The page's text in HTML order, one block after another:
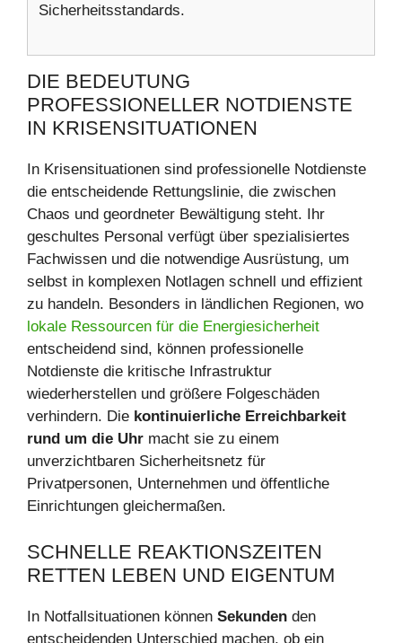
Sicherheitsstandards.
DIE BEDEUTUNG
PROFESSIONELLER NOTDIENSTE
IN KRISENSITUATIONEN
In Krisensituationen sind professionelle Notdienste
die entscheidende Rettungslinie, die zwischen
Chaos und geordneter Bewältigung steht. Ihr
geschultes Personal verfügt über spezialisiertes
Fachwissen und die notwendige Ausrüstung, um
selbst in komplexen Notlagen schnell und effizient
zu handeln. Besonders in ländlichen Regionen, wo
lokale Ressourcen für die Energiesicherheit
entscheidend sind, können professionelle
Notdienste die kritische Infrastruktur
wiederherstellen und größere Folgeschäden
verhindern. Die kontinuierliche Erreichbarkeit
rund um die Uhr macht sie zu einem
unverzichtbaren Sicherheitsnetz für
Privatpersonen, Unternehmen und öffentliche
Einrichtungen gleichermaßen.
SCHNELLE REAKTIONSZEITEN
RETTEN LEBEN UND EIGENTUM
In Notfallsituationen können Sekunden den
entscheidenden Unterschied machen, ob ein